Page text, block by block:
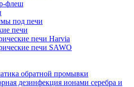
флеш
под печи
печи
печи Harvia
печи SAWO
обратной промывки
дезинфекция ионами серебра и